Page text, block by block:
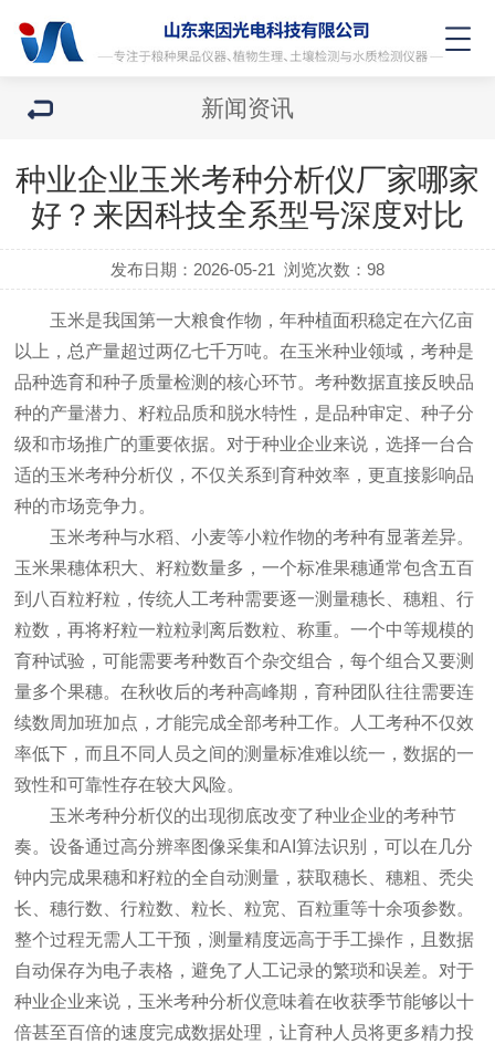
新闻资讯
种业企业玉米考种分析仪厂家哪家
好？来因科技全系型号深度对比
发布日期：2026-05-21 浏览次数：98
玉米是我国第一大粮食作物，年种植面积稳定在六亿亩
以上，总产量超过两亿七千万吨。在玉米种业领域，考种是
品种选育和种子质量检测的核心环节。考种数据直接反映品
种的产量潜力、籽粒品质和脱水特性，是品种审定、种子分
级和市场推广的重要依据。对于种业企业来说，选择一台合
适的玉米考种分析仪，不仅关系到育种效率，更直接影响品
种的市场竞争力。
玉米考种与水稻、小麦等小粒作物的考种有显著差异。
玉米果穗体积大、籽粒数量多，一个标准果穗通常包含五百
到八百粒籽粒，传统人工考种需要逐一测量穗长、穗粗、行
粒数，再将籽粒一粒粒剥离后数粒、称重。一个中等规模的
育种试验，可能需要考种数百个杂交组合，每个组合又要测
量多个果穗。在秋收后的考种高峰期，育种团队往往需要连
续数周加班加点，才能完成全部考种工作。人工考种不仅效
率低下，而且不同人员之间的测量标准难以统一，数据的一
致性和可靠性存在较大风险。
玉米考种分析仪的出现彻底改变了种业企业的考种节
奏。设备通过高分辨率图像采集和AI算法识别，可以在几分
钟内完成果穗和籽粒的全自动测量，获取穗长、穗粗、秃尖
长、穗行数、行粒数、粒长、粒宽、百粒重等十余项参数。
整个过程无需人工干预，测量精度远高于手工操作，且数据
自动保存为电子表格，避免了人工记录的繁琐和误差。对于
种业企业来说，玉米考种分析仪意味着在收获季节能够以十
倍甚至百倍的速度完成数据处理，让育种人员将更多精力投